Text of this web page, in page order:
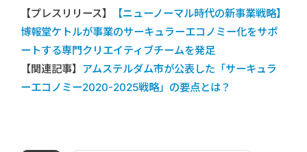
【プレスリリース】
【ニューノーマル時代の新事業戦略】
博報堂ケトルが事業のサーキュラーエコノミー化をサポ
ートする専門クリエイティブチームを発足
【関連記事】 アムステルダム市が公表した「サーキュラ
ーエコノミー2020-2025戦略」の要点とは？